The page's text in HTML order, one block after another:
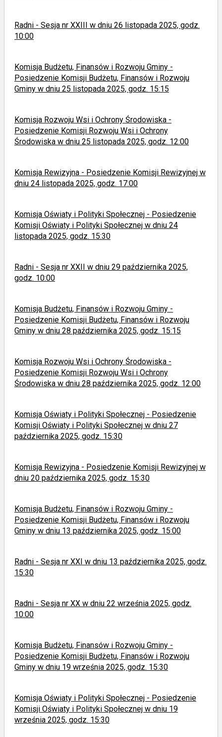
Radni - Sesja nr XXIII w dniu 26 listopada 2025, godz.
10:00
Komisja Budżetu, Finansów i Rozwoju Gminy -
Posiedzenie Komisji Budżetu, Finansów i Rozwoju
Gminy w dniu 25 listopada 2025, godz. 15:15
Komisja Rozwoju Wsi i Ochrony Środowiska -
Posiedzenie Komisji Rozwoju Wsi i Ochrony
Środowiska w dniu 25 listopada 2025, godz. 12:00
Komisja Rewizyjna - Posiedzenie Komisji Rewizyjnej w
dniu 24 listopada 2025, godz. 17:00
Komisja Oświaty i Polityki Społecznej - Posiedzenie
Komisji Oświaty i Polityki Społecznej w dniu 24
listopada 2025, godz. 15:30
Radni - Sesja nr XXII w dniu 29 października 2025,
godz. 10:00
Komisja Budżetu, Finansów i Rozwoju Gminy -
Posiedzenie Komisji Budżetu, Finansów i Rozwoju
Gminy w dniu 28 października 2025, godz. 15:15
Komisja Rozwoju Wsi i Ochrony Środowiska -
Posiedzenie Komisji Rozwoju Wsi i Ochrony
Środowiska w dniu 28 października 2025, godz. 12:00
Komisja Oświaty i Polityki Społecznej - Posiedzenie
Komisji Oświaty i Polityki Społecznej w dniu 27
października 2025, godz. 15:30
Komisja Rewizyjna - Posiedzenie Komisji Rewizyjnej w
dniu 20 października 2025, godz. 15:30
Komisja Budżetu, Finansów i Rozwoju Gminy -
Posiedzenie Komisji Budżetu, Finansów i Rozwoju
Gminy w dniu 13 października 2025, godz. 15:00
Radni - Sesja nr XXI w dniu 13 października 2025, godz.
15:30
Radni - Sesja nr XX w dniu 22 września 2025, godz.
10:00
Komisja Budżetu, Finansów i Rozwoju Gminy -
Posiedzenie Komisji Budżetu, Finansów i Rozwoju
Gminy w dniu 19 września 2025, godz. 15:30
Komisja Oświaty i Polityki Społecznej - Posiedzenie
Komisji Oświaty i Polityki Społecznej w dniu 19
września 2025, godz. 15:30